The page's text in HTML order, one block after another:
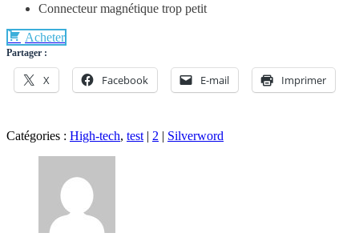
Connecteur magnétique trop petit
Acheter
Partager :
X Facebook E-mail Imprimer
Catégories : High-tech, test | 2 | Silverword